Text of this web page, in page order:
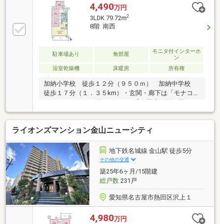
4,490万円
3LDK 79.72m2
8階 南西
駐車場あり 角部屋
モニタ付インターホ
ン
浴室乾燥機
床暖房 所有権
加納小学校 徒歩１２分（９５０ｍ） 加納中学校
徒歩１７分（１．３５km）・玄関・廊下は「モナコグ
「浄水器一体型水栓」付のシステムキッチン・「浴室
暖房乾燥機」のある浴室・リビング・ダイニングには
「床暖房」が設置されています。・断熱性と結露防止
に配慮した「複層ガラス」・指定日に玄関前にゴミを
出しておけば管理員が回収してくれます。（ゴミ回収
サービス）・Ucom光によるインターネットサービス
（全戸一括加入）
ライオンズマンション金山ニューシティ
地下鉄名城線 金山駅 徒歩5分
その他の交通
築25年6ヶ月/15階建
総戸数231戸
愛知県名古屋市熱田区沢上１
4,980万円